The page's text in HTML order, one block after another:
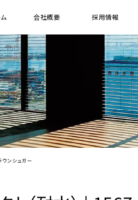
縦型 ブラインド ]
ドバーチカルブラインド
レミアムシリーズ ウッドバーチカル ブラインド
（防炎）シリーズ ウッドバーチカル ブラインド
動ウッドバーチカルブラインド システム
会社概要 採用情報
ウンシュガー